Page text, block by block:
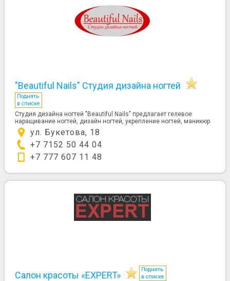
"Beautiful Nails" Студия дизайна ногтей
Поднять
в списке
Студия дизайна ногтей "Beautiful Nails" предлагает гелевое
наращивание ногтей, дизайн ногтей, укрепление ногтей, маникюр.
ул. Букетова, 18
+7 7152 50 44 04
+7 777 607 11 48
Салон красоты «EXPERT»
Поднять
в списке